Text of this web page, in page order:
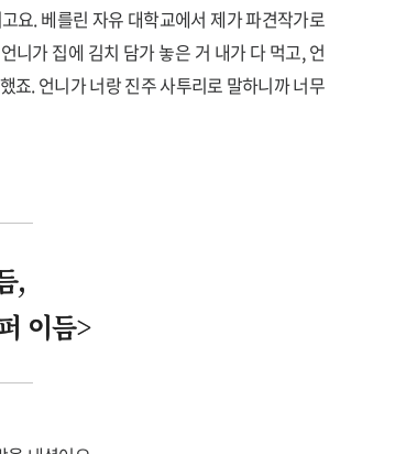
요. 베를린 자유 대학교에서 제가 파견작가로
니가 집에 김치 담가 놓은 거 내가 다 먹고, 언
죠. 언니가 너랑 진주 사투리로 말하니까 너무
,
이듬>